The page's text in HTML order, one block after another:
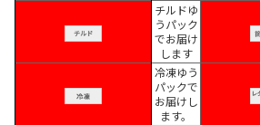
チルドゆ
うパック
でお届け
します
冷凍ゆう
パックで
お届けし
ます。